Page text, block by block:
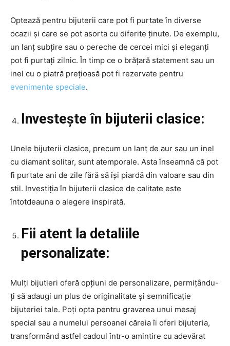
Optează pentru bijuterii care pot fi purtate în diverse
ocazii și care se pot asorta cu diferite ținute. De exemplu,
un lanț subțire sau o pereche de cercei mici și eleganți
pot fi purtați zilnic. În timp ce o brățară statement sau un
inel cu o piatră prețioasă pot fi rezervate pentru
evenimente speciale.
Investește în bijuterii clasice:
Unele bijuterii clasice, precum un lanț de aur sau un inel
cu diamant solitar, sunt atemporale. Asta înseamnă că pot
fi purtate ani de zile fără să își piardă din valoare sau din
stil. Investiția în bijuterii clasice de calitate este
întotdeauna o alegere inspirată.
Fii atent la detaliile
personalizate:
Mulți bijutieri oferă opțiuni de personalizare, permițându-
ți să adaugi un plus de originalitate și semnificație
bijuteriei tale. Poți opta pentru gravarea unui mesaj
special sau a numelui persoanei căreia îi oferi bijuteria,
transformând astfel cadoul într-o amintire cu adevărat